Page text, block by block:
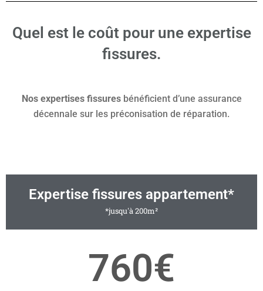
Quel est le coût pour une expertise
fissures.
Nos expertises fissuresbénéficient d’une assurance
décennale sur les préconisation de réparation.
Expertise fissures appartement*
*jusqu'à 200m²
760€